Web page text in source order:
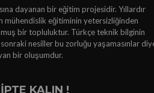
dayanan bir eğitim projesidir. Yıllardır
mühendislik eğitiminin yetersizliğinden
bir topluluktur. Türkçe teknik bilginin
nesiller bu zorluğu yaşamasınlar
bir oluşumdur.
KALIN !